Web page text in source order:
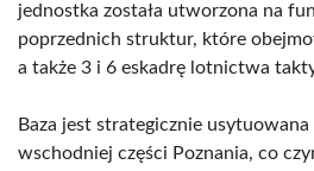
jednostka została utworzona na
poprzednich struktur, które
a także 3 i 6 eskadrę lotnictwa
Baza jest strategicznie
wschodniej części Poznania, co